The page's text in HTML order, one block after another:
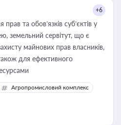
+6
прав та обов’язків суб’єктів у
земельний сервітут, що є
майнових прав власників,
для ефективного
Агропромисловий комплекс